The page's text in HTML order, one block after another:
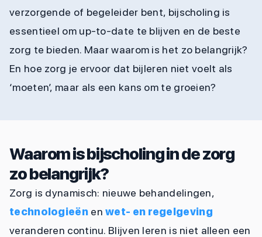
verzorgende of begeleider bent, bijscholing is
essentieel om up-to-date te blijven en de beste
zorg te bieden. Maar waarom is het zo belangrijk?
En hoe zorg je ervoor dat bijleren niet voelt als
‘moeten’, maar als een kans om te groeien?
Waarom is bijscholing in de zorg
zo belangrijk?
Zorg is dynamisch: nieuwe behandelingen,
technologieënenwet- en regelgeving
veranderen continu. Blijven leren is niet alleen een